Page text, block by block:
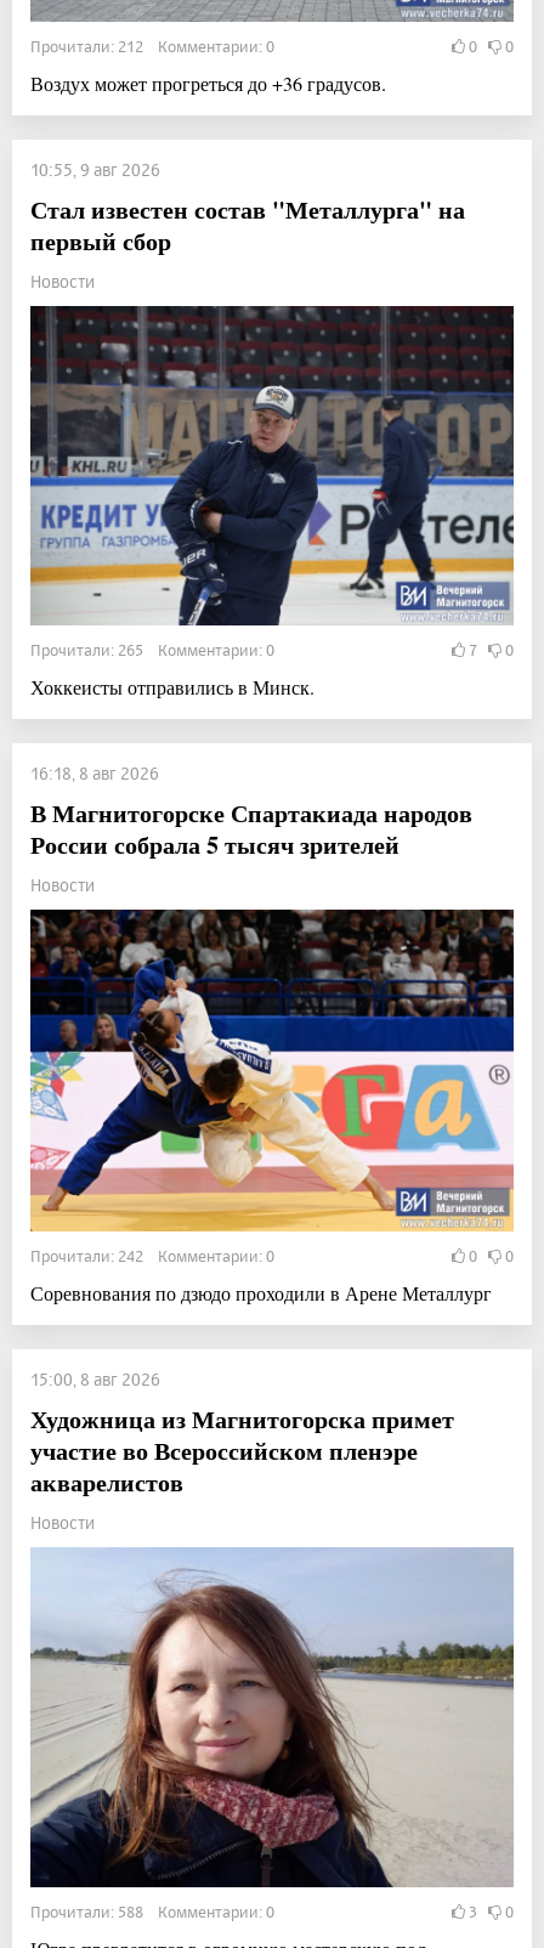
Прочитали: 212 Комментарии: 0 0 0
Воздух может прогреться до +36 градусов.
10:55, 9 авг 2026
Стал известен состав "Металлурга" на
первый сбор
Новости
Прочитали: 265 Комментарии: 0 7 0
Хоккеисты отправились в Минск.
16:18, 8 авг 2026
В Магнитогорске Спартакиада народов
России собрала 5 тысяч зрителей
Новости
Прочитали: 242 Комментарии: 0 0 0
Соревнования по дзюдо проходили в Арене Металлург
15:00, 8 авг 2026
Художница из Магнитогорска примет
участие во Всероссийском пленэре
акварелистов
Новости
Прочитали: 588 Комментарии: 0 3 0